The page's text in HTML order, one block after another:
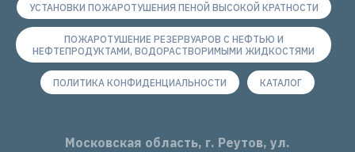
УСТАНОВКИ ПОЖАРОТУШЕНИЯ ПЕНОЙ ВЫСОКОЙ КРАТНОСТИ
ПОЖАРОТУШЕНИЕ РЕЗЕРВУАРОВ С НЕФТЬЮ И
НЕФТЕПРОДУКТАМИ, ВОДОРАСТВОРИМЫМИ ЖИДКОСТЯМИ
ПОЛИТИКА КОНФИДЕНЦИАЛЬНОСТИ КАТАЛОГ
Московская область, г. Реутов, ул.